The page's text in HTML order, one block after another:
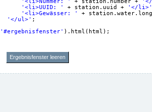
'<li>UUID: '
+ station.uuid +
'</li>'
'<li>Gewässer: '
+
'</ul>' ;
'#ergebnisfenster' ).html(html);
Ergebnisfenster leeren